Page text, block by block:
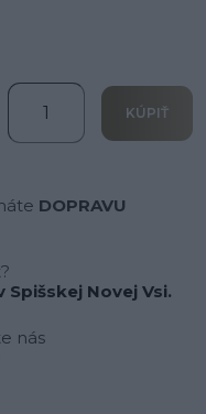
KÚPIŤ
DOPRAVU
Novej Vsi.
nás